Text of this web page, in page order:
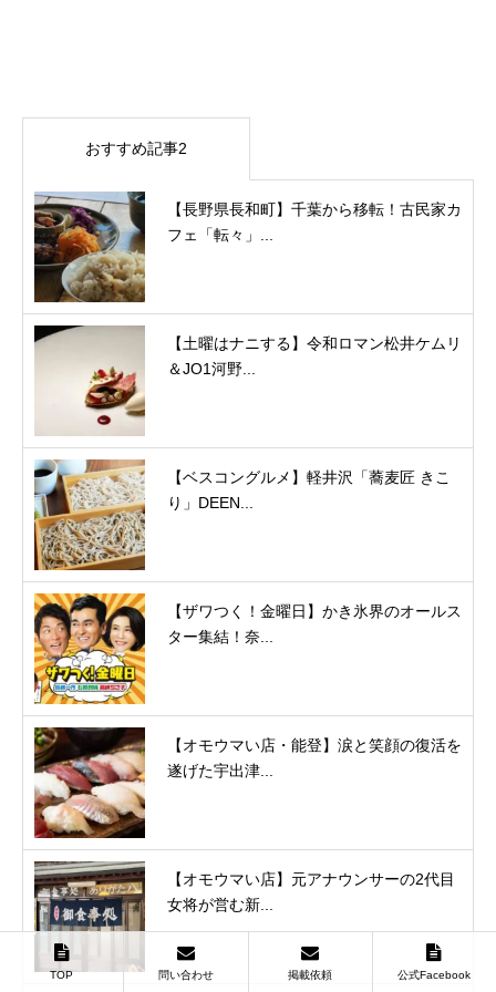
おすすめ記事2
【長野県長和町】千葉から移転！古民家カ
フェ「転々」...
【土曜はナニする】令和ロマン松井ケムリ
＆JO1河野...
【ベスコングルメ】軽井沢「蕎麦匠 きこ
り」DEEN...
【ザワつく！金曜日】かき氷界のオールス
ター集結！奈...
【オモウマい店・能登】涙と笑顔の復活を
遂げた宇出津...
【オモウマい店】元アナウンサーの2代目
女将が営む新...
TOP 問い合わせ 掲載依頼 公式Facebook